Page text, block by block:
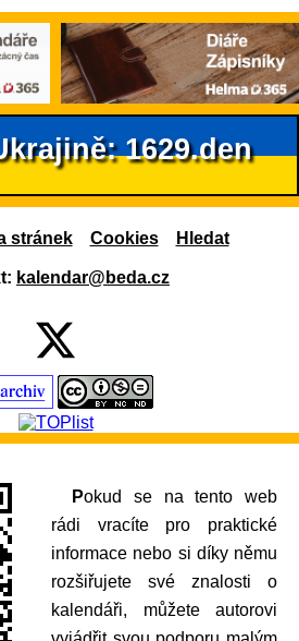
1629.den
stránek Cookies Hledat
kalendar@beda.cz
Pokud se na tento web
rádi vracíte pro praktické
informace nebo si díky němu
rozšiřujete své znalosti o
kalendáři, můžete autorovi